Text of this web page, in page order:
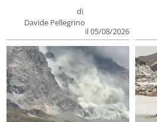
di
Davide Pellegrino
il 05/08/2026